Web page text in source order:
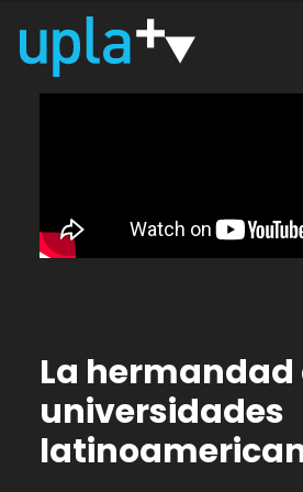
La hermandad
universidades